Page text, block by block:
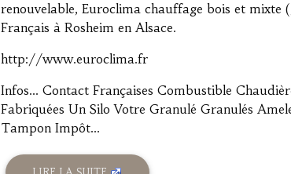
renouvelable, Euroclima chauffage bois et mixte
Français à Rosheim en Alsace.
http://www.euroclima.fr
Infos... Contact Françaises Combustible
Fabriquées Un Silo Votre Granulé Granulés
Tampon Impôt...